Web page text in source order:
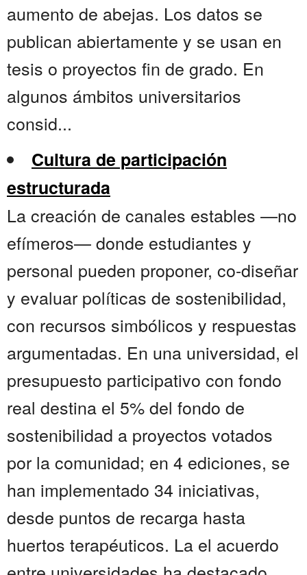
aumento de abejas. Los datos se
publican abiertamente y se usan en
tesis o proyectos fin de grado. En
algunos ámbitos universitarios
consid...
Cultura de participación
estructurada
La creación de canales estables —no
efímeros— donde estudiantes y
personal pueden proponer, co-diseñar
y evaluar políticas de sostenibilidad,
con recursos simbólicos y respuestas
argumentadas. En una universidad, el
presupuesto participativo con fondo
real destina el 5% del fondo de
sostenibilidad a proyectos votados
por la comunidad; en 4 ediciones, se
han implementado 34 iniciativas,
desde puntos de recarga hasta
huertos terapéuticos. La el acuerdo